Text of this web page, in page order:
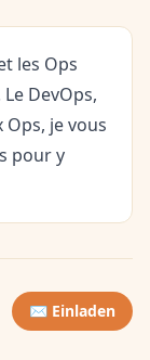
les Ops
DevOps,
Ops, je vous
pour y
✉️ Einladen